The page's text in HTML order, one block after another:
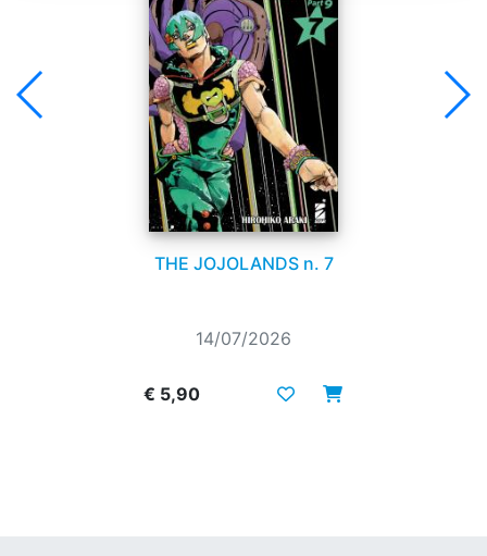
THE JOJOLANDS n. 7
14/07/2026
€ 5,90